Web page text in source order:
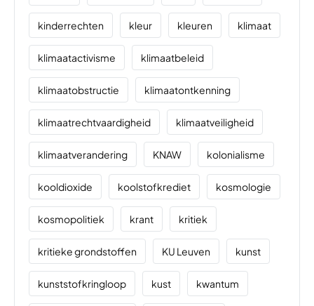
kinderrechten kleur kleuren klimaat
klimaatactivisme klimaatbeleid
klimaatobstructie klimaatontkenning
klimaatrechtvaardigheid klimaatveiligheid
klimaatverandering KNAW kolonialisme
kooldioxide koolstofkrediet kosmologie
kosmopolitiek krant kritiek
kritieke grondstoffen KU Leuven kunst
kunststofkringloop kust kwantum